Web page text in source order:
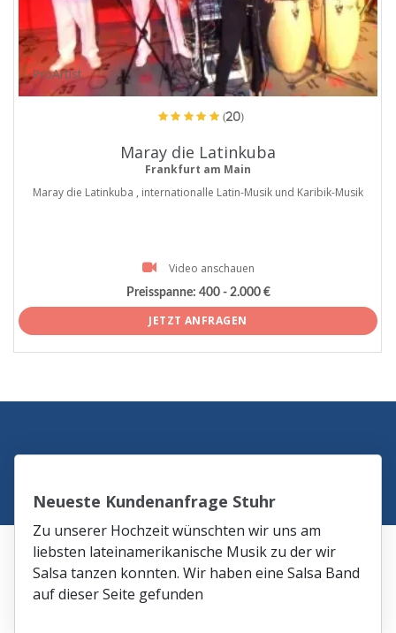
ProArtist
(20)
Maray die Latinkuba
Frankfurt am Main
Maray die Latinkuba , internationalle Latin-Musik und Karibik-Musik
Video anschauen
Preisspanne: 400 - 2.000 €
JETZT ANFRAGEN
Neueste Kundenanfrage Stuhr
Zu unserer Hochzeit wünschten wir uns am
liebsten lateinamerikanische Musik zu der wir
Salsa tanzen konnten. Wir haben eine Salsa Band
auf dieser Seite gefunden